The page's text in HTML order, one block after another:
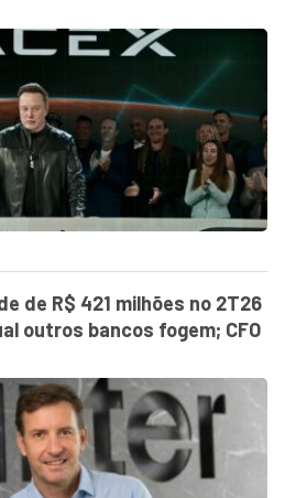
de R$ 421 milhões no 2T26
outros bancos fogem; CFO